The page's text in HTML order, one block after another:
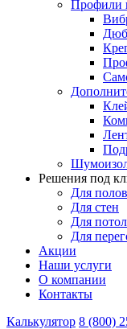
Профили
Решения под
Для полов
Для стен
Для
Для
Акции
Наши услуги
О компании
Контакты
Калькулятор 8 (800)